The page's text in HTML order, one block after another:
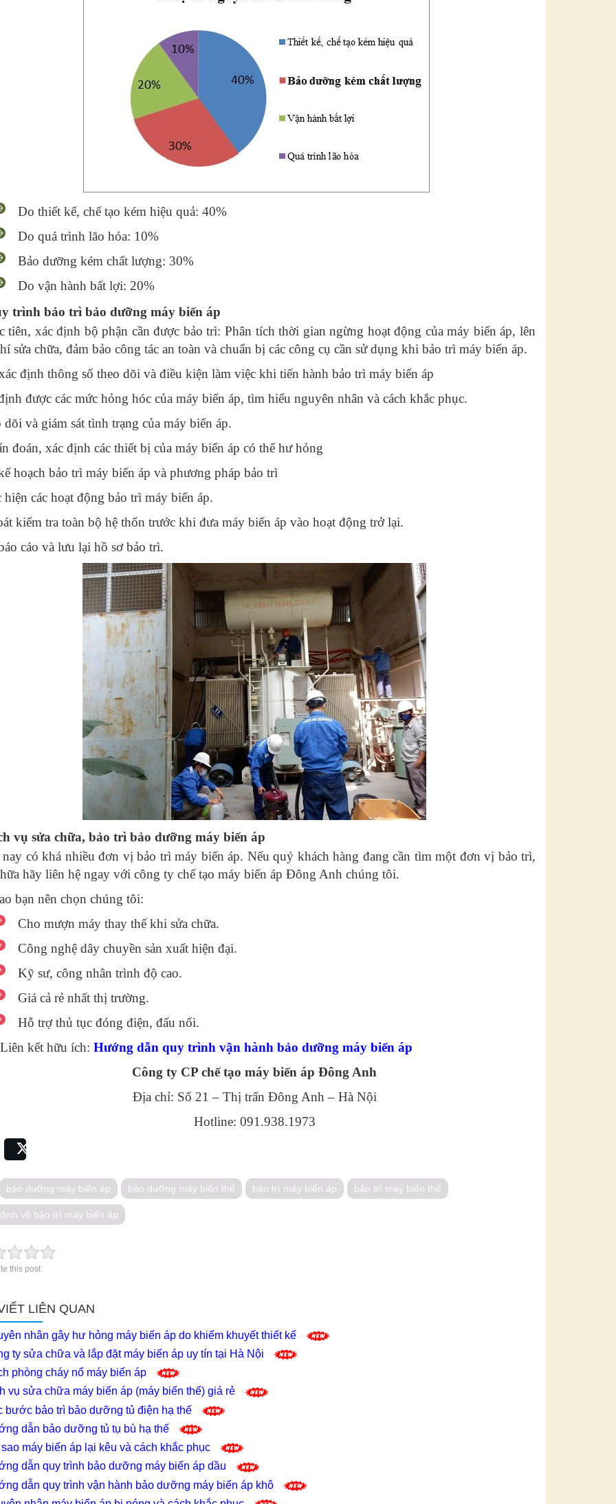
Do thiết kế, chế tạo kém hiệu quả: 40%
Do quá trình lão hóa: 10%
Bảo dưỡng kém chất lượng: 30%
Do vận hành bất lợi: 20%
trình bảo trì bảo dưỡng máy biến áp
tiên, xác định bộ phận cần được bảo trì: Phân tích thời gian ngừng hoạt động của máy biến áp, lên
sửa chữa, đảm bảo công tác an toàn và chuẩn bị các công cụ cần sử dụng khi bảo trì máy biến áp.
định thông số theo dõi và điều kiện làm việc khi tiến hành bảo trì máy biến áp
được các mức hỏng hóc của máy biến áp, tìm hiểu nguyên nhân và cách khắc phục.
dõi và giám sát tình trạng của máy biến áp.
đoán, xác định các thiết bị của máy biến áp có thể hư hỏng
hoạch bảo trì máy biến áp và phương pháp bảo trì
hiện các hoạt động bảo trì máy biến áp.
kiểm tra toàn bộ hệ thốn trước khi đưa máy biến áp vào hoạt động trở lại.
cáo và lưu lại hồ sơ bảo trì.
vụ sửa chữa, bảo trì bảo dưỡng máy biến áp
có khá nhiều đơn vị bảo trì máy biến áp. Nếu quý khách hàng đang cần tìm một đơn vị bảo trì,
hãy liên hệ ngay với công ty chế tạo máy biến áp Đông Anh chúng tôi.
bạn nên chọn chúng tôi:
Cho mượn máy thay thế khi sửa chữa.
Công nghệ dây chuyền sản xuất hiện đại.
Kỹ sư, công nhân trình độ cao.
Giá cả rẻ nhất thị trường.
Hỗ trợ thủ tục đóng điện, đấu nối.
kết hữu ích: Hướng dẫn quy trình vận hành bảo dưỡng máy biến áp
Công ty CP chế tạo máy biến áp Đông Anh
Địa chỉ: Số 21 – Thị trấn Đông Anh – Hà Nội
Hotline: 091.938.1973
Share
bảo dưỡng máy biến áp bảo dưỡng máy biến thế bảo trì máy biến áp bảo trì máy biến thế
về bảo trì máy biến áp
this post
LIÊN QUAN
nhân gây hư hỏng máy biến áp do khiếm khuyết thiết kế
ty sửa chữa và lắp đặt máy biến áp uy tín tại Hà Nội
phòng cháy nổ máy biến áp
vụ sửa chữa máy biến áp (máy biến thế) giá rẻ
bước bảo trì bảo dưỡng tủ điện hạ thế
dẫn bảo dưỡng tủ tụ bù hạ thế
máy biến áp lại kêu và cách khắc phục
dẫn quy trình bảo dưỡng máy biến áp dầu
dẫn quy trình vận hành bảo dưỡng máy biến áp khô